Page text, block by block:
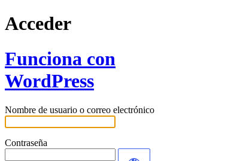
Acceder
Funciona con
WordPress
Nombre de usuario o correo electrónico
Contraseña